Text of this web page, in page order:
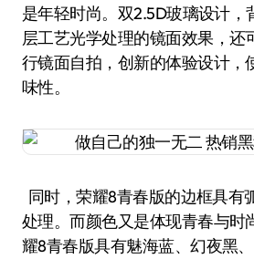
是年轻时尚。双2.5D玻璃设计，
层工艺光学处理的镜面效果，还
行镜面自拍，创新的体验设计，
味性。
同时，荣耀8青春版的边框具有
处理。而颜色又是体现青春与时
耀8青春版具有魅海蓝、幻夜黑